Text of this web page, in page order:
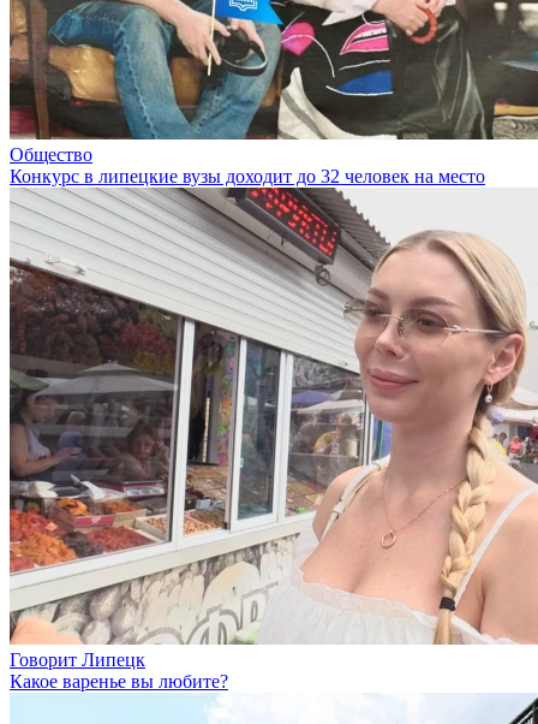
Общество
Конкурс в липецкие вузы доходит до 32 человек на место
Говорит Липецк
Какое варенье вы любите?